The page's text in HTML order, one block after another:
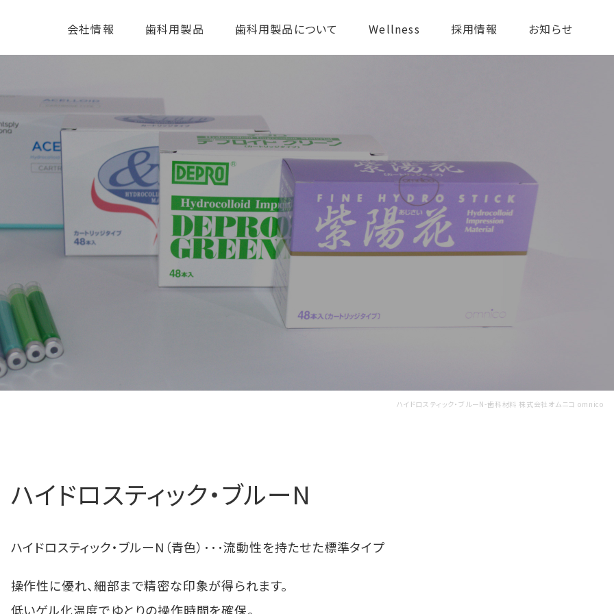
会社情報 歯科用製品 歯科用製品について Wellness 採用情報 お知らせ
ハイドロスティック・ブルーN-歯科材料 株式会社オムニコ omnico
ハイドロスティック・ブルーN
ハイドロスティック・ブルーN（青色）･･･流動性を持たせた標準タイプ
操作性に優れ、細部まで精密な印象が得られます。
低いゲル化温度でゆとりの操作時間を確保。